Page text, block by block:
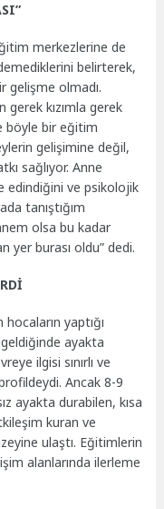
merkezlerine de
belirterek,
gelişme olmadı.
gerek kızımla gerek
böyle bir eğitim
gelişimine değil,
sağlıyor. Anne
edindiğini ve psikolojik
tanıştığım
olsa bu kadar
yer burası oldu” dedi.
yaptığı
ayakta
ilgisi sınırlı ve
Ancak 8-9
ayakta durabilen, kısa
kuran ve
ulaştı. Eğitimlerin
alanlarında ilerleme